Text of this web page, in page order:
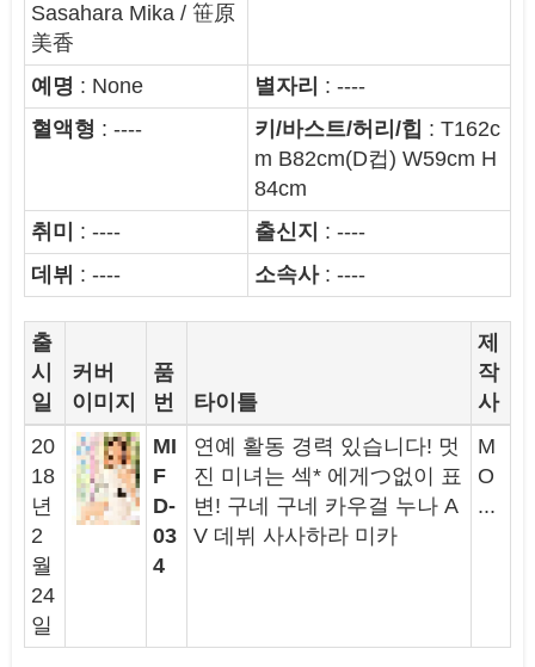
Sasahara Mika / 笹原
美香
예명 : None 별자리 : ----
혈액형 : ---- 키/바스트/허리/힙 : T162c
m B82cm(D컵) W59cm H
84cm
취미
: ---- 출신지 : ----
데뷔 : ---- 소속사: ----
출
시
일
커버
이미지
품
번
타이틀
제
작
사
20
18
년
2
월
24
일
MI
F
D-
03
4
연예 활동 경력 있습니다! 멋
진 미녀는 섹* 에게つ없이 표
변! 구네 구네 카우걸 누나 A
V 데뷔 사사하라 미카
M
O
...